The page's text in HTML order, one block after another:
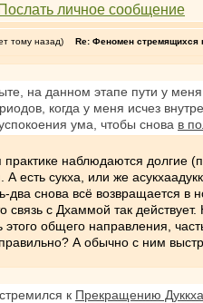
тому назад) Re: Феномен стремящихся
на данном этапе пути у
когда у меня исчез
ума, чтобы снова в
наблюдаются долгие
А есть сукха, или же
два снова всё
связь с Дхаммой так
общего направления,
А обычно с ним
к Прекращению Дуккха